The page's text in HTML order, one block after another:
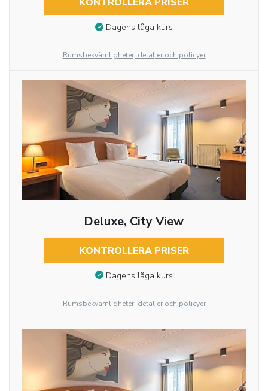
KONTROLLERA PRISER
Dagens låga kurs
Rumsbekvämligheter, detaljer och policyer
Deluxe, City View
KONTROLLERA PRISER
Dagens låga kurs
Rumsbekvämligheter, detaljer och policyer